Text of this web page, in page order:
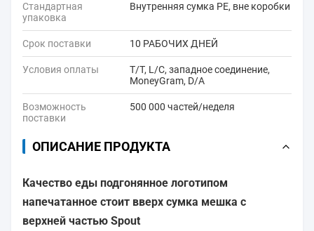
Стандартная
упаковка
Внутренняя сумка PE, вне коробки
Срок поставки 10 РАБОЧИХ ДНЕЙ
Условия оплаты
T/T, L/C, западное соединение,
MoneyGram, D/A
Возможность
поставки
500 000 частей/неделя
ОПИСАНИЕ ПРОДУКТА
Качество еды подгонянное логотипом
напечатанное стоит вверх сумка мешка с
верхней частью Spout